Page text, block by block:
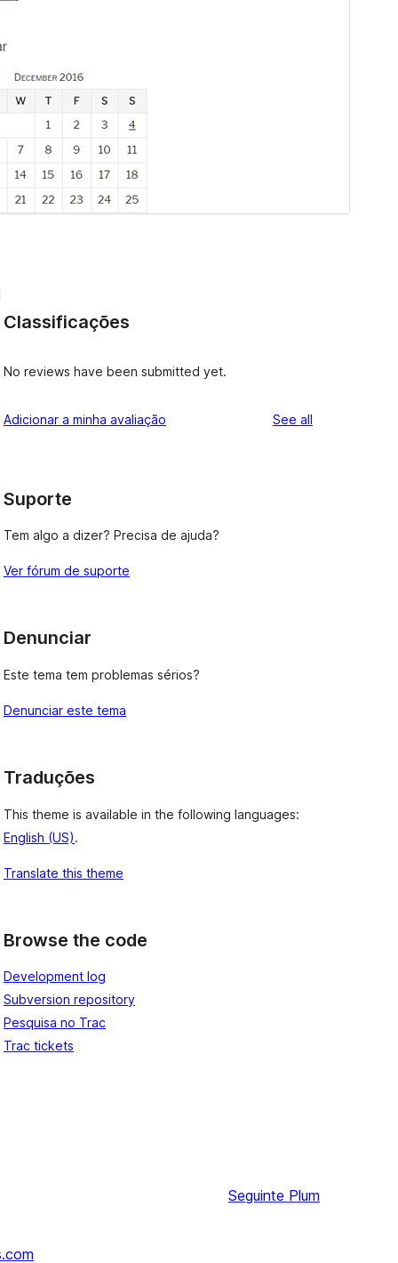
Classificações
No reviews have been submitted yet.
Adicionar a minha avaliação See all
Suporte
Tem algo a dizer? Precisa de ajuda?
Ver fórum de suporte
Denunciar
Este tema tem problemas sérios?
Denunciar este tema
Traduções
This theme is available in the following languages:
English (US).
Translate this theme
Browse the code
Development log
Subversion repository
Pesquisa no Trac
Trac tickets
Seguinte Plum